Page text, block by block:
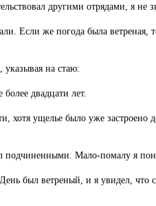
другими отрядами, я не
Если же погода была
указывая на стаю:
двадцати лет.
хотя ущелье было уже
Мало-помалу я
был ветреный, и я увидел, что